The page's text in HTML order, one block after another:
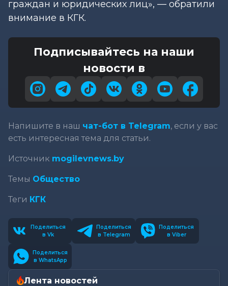
граждан и юридических лиц», — обратили
внимание в КГК.
Подписывайтесь на наши
новости в
Напишите в наш чат-бот в Telegram, если у вас
есть интересная тема для статьи.
Источник mogilevnews.by
Темы Общество
Теги КГК
Поделиться
в Vk
Поделиться
в Telegram
Поделиться
в Viber
Поделиться
в WhatsApp
Лента новостей